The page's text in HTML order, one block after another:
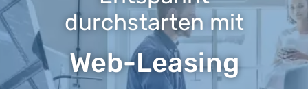
durchstarten mit
Web-Leasing